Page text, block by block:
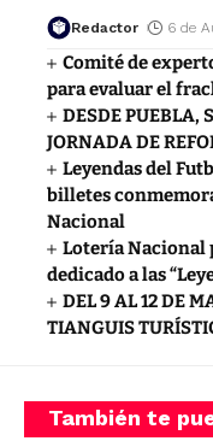
Redactor 6 de
Comité de
para evaluar el
DESDE PUEBLA,
JORNADA DE
Leyendas del
billetes
Nacional
Lotería Nacional
dedicado a las
DEL 9 AL 12 DE
TIANGUIS
También te